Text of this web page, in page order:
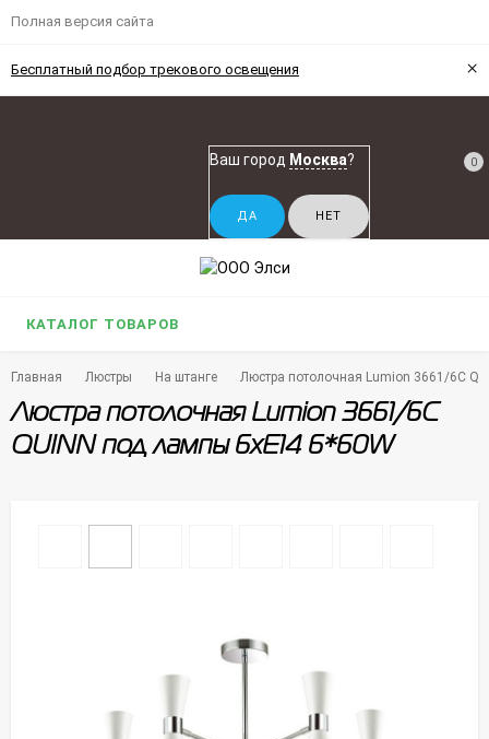
Полная версия сайта
Бесплатный подбор трекового освещения ×
Ваш город Москва? 0
КАТАЛОГ ТОВАРОВ
Главная Люстры На штанге Люстра потолочная Lumion 3661/6C
Люстра потолочная Lumion 3661/6C
QUINN под лампы 6xE14 6*60W